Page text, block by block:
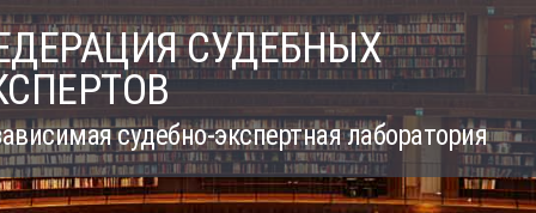
СУДЕБНЫХ
судебно-экспертная лаборатория